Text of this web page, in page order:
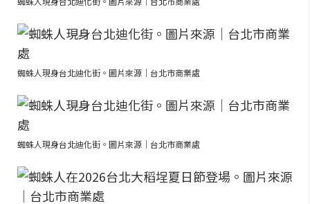
蜘蛛人現身台北迪化街。圖片來源｜台北市商業處
蜘蛛人現身台北迪化街。圖片來源｜台北市商業處